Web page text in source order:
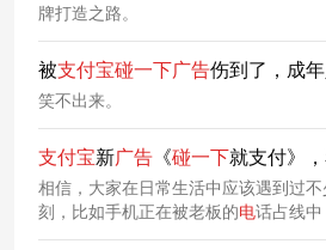
牌打造之路。
被支付宝碰一下广告伤到了，成
笑不出来。
支付宝新广告 《碰一下就支付》
相信，大家在日常生活中应该遇到过
刻，比如手机正在被老板的电话占线
商品，再比如要结账的时候刚好被朋